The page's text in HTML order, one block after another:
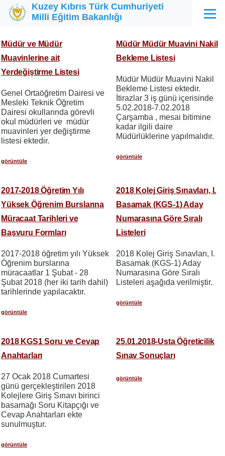
Ana içeriğe atla
Kuzey Kıbrıs Türk Cumhuriyeti
Milli Eğitim Bakanlığı
Menü
Müdür ve Müdür
Muavinlerine ait
Yerdeğiştirme Listesi
Genel Ortaöğretim Dairesi ve
Mesleki Teknik Öğretim
Dairesi okullarında görevli
okul müdürleri ve müdür
muavinleri yer değiştirme
listesi ektedir.
görüntüle
Müdür Müdür Muavini Nakil
Bekleme Listesi
Müdür Müdür Muavini Nakil
Bekleme Listesi ektedir.
İtirazlar 3 iş günü içerisinde
5.02.2018-7.02.2018
Çarşamba , mesai bitimine
kadar ilgili daire
Müdürlüklerine yapılmalıdır.
görüntüle
2017-2018 Öğretim Yılı
Yüksek Öğrenim Burslarına
Müracaat Tarihleri ve
Başvuru Formları
2017-2018 öğretim yılı Yüksek
Öğrenim burslarına
müracaatlar 1 Şubat - 28
Şubat 2018 (her iki tarih dahil)
tarihlerinde yapılacaktır.
görüntüle
2018 Kolej Giriş Sınavları, I.
Basamak (KGS-1) Aday
Numarasına Göre Sıralı
Listeleri
2018 Kolej Giriş Sınavları, I.
Basamak (KGS-1) Aday
Numarasına Göre Sıralı
Listeleri aşağıda verilmiştir.
görüntüle
2018 KGS1 Soru ve Cevap
Anahtarları
27 Ocak 2018 Cumartesi
günü gerçekleştirilen 2018
Kolejlere Giriş Sınavı birinci
basamağı Soru Kitapçığı ve
Cevap Anahtarları ekte
sunulmuştur.
görüntüle
25.01.2018-Usta Öğreticilik
Sınav Sonuçları
görüntüle